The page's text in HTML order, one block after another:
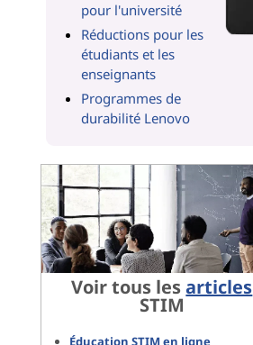
pour l'université
Réductions pour les
étudiants et les
enseignants
Programmes de
durabilité Lenovo
Voir tous lesarticles
STIM
Éducation STIM en ligne